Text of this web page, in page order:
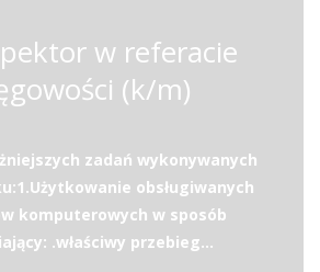
w referacie
(k/m)
zadań wykonywanych
obsługiwanych
komputerowych w sposób
.właściwy przebieg...